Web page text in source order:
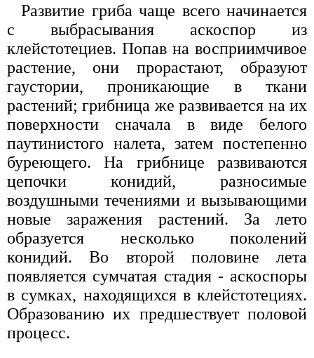
Развитие гриба чаще всего начинается
с выбрасывания аскоспор из
клейстотециев. Попав на восприимчивое
растение, они прорастают, образуют
гаустории, проникающие в ткани
растений; грибница же развивается на их
поверхности сначала в виде белого
паутинистого налета, затем постепенно
буреющего. На грибнице развиваются
цепочки конидий, разносимые
воздушными течениями и вызывающими
новые заражения растений. За лето
образуется несколько поколений
конидий. Во второй половине лета
появляется сумчатая стадия - аскоспоры
в сумках, находящихся в клейстотециях.
Образованию их предшествует половой
процесс.